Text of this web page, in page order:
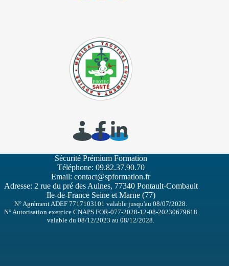
Sécurité Prémium Formation
Téléphone: 09.82.37.90.70
Email:contact@spformation.fr
Adresse: 2 rue du pré des Aulnes, 77340 Pontault-Combault
Ile-de-France Seine et Marne (77)
N° Agrément ADEF 7717103101 valable jusqu'au 08/07/2028.
N° Autorisation exercice CNAPS FOR-077-2028-12-08-20230679618
valable du 08/12/2023 au 08/12/2028.